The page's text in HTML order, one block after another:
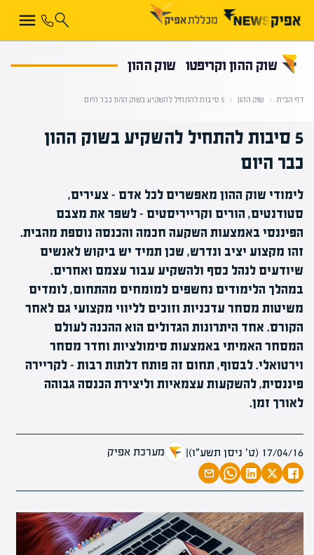
שוק ההון וקריפטו שוק ההון
דף הבית ‹ שוק ההון ‹ 5 סיבות להתחיל להשקיע בשוק ההון כבר היום
5 סיבות להתחיל להשקיע בשוק ההון
כבר היום
לימודי שוק ההון מאפשרים לכל אדם – צעירים,
סטודנטים, הורים וקרייריסטים – לשפר את מצבם
הפיננסי באמצעות השקעה חכמה והכנסה נוספת מהבית.
זהו מקצוע יציב ונדרש, שכן תמיד יש ביקוש לאנשים
שיודעים לנהל כסף ולהשקיע עבור עצמם ואחרים.
במהלך הלימודים נחשפים למומחים מהתחום, לומדים
משיטות מסחר עדכניות וזוכים לליווי מקצועי גם לאחר
הקורס. אחד היתרונות הגדולים הוא ההכנה לעולם
המסחר האמיתי באמצעות סימולציות וחדר מסחר
וירטואלי. לבסוף, תחום זה פותח דלתות רבות – לקריירה
פיננסית, להשקעות עצמאיות וליצירת הכנסה גבוהה
לאורך זמן.
17/04/16 (ט׳ ניסן תשע״ו) | מערכת אפיק